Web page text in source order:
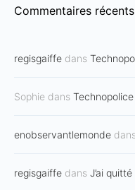
Commentaires récents
regisgaiffe dans
Sophie dans
enobservantlemonde
regisgaiffe dans J’ai